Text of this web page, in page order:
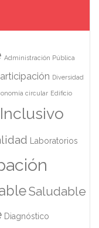
Administración Pública
Diversidad
circular Edificio
Inclusivo
Laboratorios
Saludable
Diagnóstico